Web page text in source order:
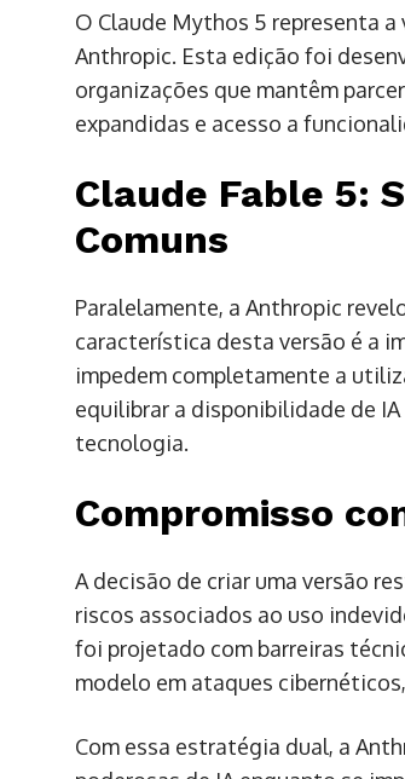
O Claude Mythos 5 representa
Anthropic. Esta edição foi
organizações que mantêm
expandidas e acesso a
Claude Fable 5:
Comuns
Paralelamente, a Anthropic
característica desta versão é a
impedem completamente a
equilibrar a disponibilidade de
tecnologia.
Compromisso
A decisão de criar uma versão
riscos associados ao uso
foi projetado com barreiras
modelo em ataques
Com essa estratégia dual, a